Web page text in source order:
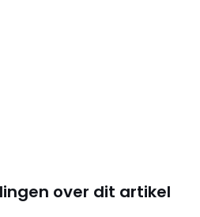
over dit artikel